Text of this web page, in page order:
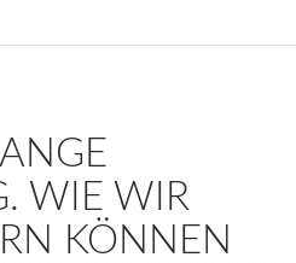
WIE WIR
KÖNNEN